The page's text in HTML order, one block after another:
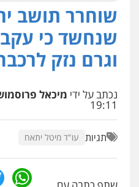
אייל בן
פלילי מעצרים
נוער רישום
0522763105
פלילי צבאי
כלכלי
שוחרר תושב
שנחשד כי
וגרם נזק
נכתב על ידי מיכאל
19:11
תגיות עו"ד מיטל יתאח